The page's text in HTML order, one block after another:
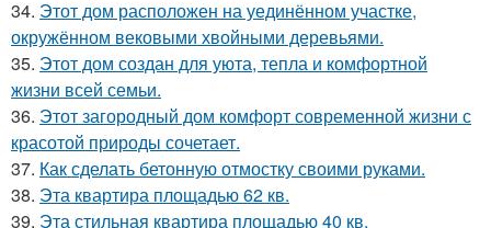
34. Этот дом расположен на уединённом участке,
окружённом вековыми хвойными деревьями.
35. Этот дом создан для уюта, тепла и комфортной
жизни всей семьи.
36. Этот загородный дом комфорт современной жизни с
красотой природы сочетает.
37. Как сделать бетонную отмостку своими руками.
38. Эта квартира площадью 62 кв.
39. Эта стильная квартира площадью 40 кв.